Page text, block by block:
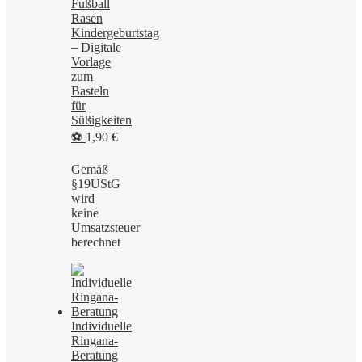
Fußball
Rasen
Kindergeburtstag
– Digitale
Vorlage
zum
Basteln
für
Süßigkeiten
⚽ 1,90 €
Gemäß
§19UStG
wird
keine
Umsatzsteuer
berechnet
Individuelle
Ringana-
Beratung